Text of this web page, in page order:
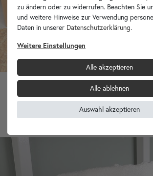
Korb Bitbox aus Wasserhyazinthe mit
zu ändern oder zu widerrufen. Beachten Sie
und weitere Hinweise zur Verwendung
Daten in unserer Daten­schutz­erklärung.
Weitere Einstellungen
Alle akzeptieren
Alle ablehnen
Auswahl akzeptieren